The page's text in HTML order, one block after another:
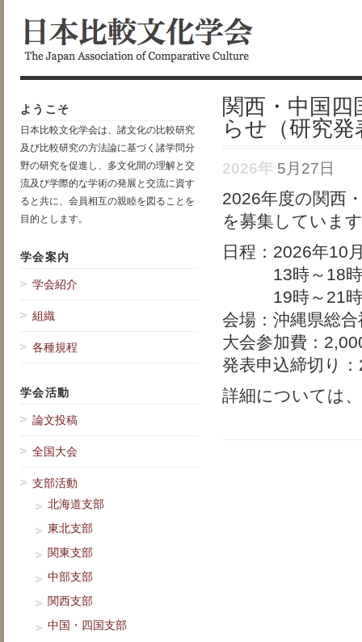
関西・中国
らせ（研究発
2026年 5月27日
2026年度の関西
を募集していま
日程：2026年10
13時～18時
19時～21時
会場：沖縄県総
大会参加費：
発表申込締切り
詳細については、
ようこそ
日本比較文化学会は、諸文化の比較研究
及び比較研究の方法論に基づく諸学問分
野の研究を促進し、多文化間の理解と交
流及び学際的な学術の発展と交流に資す
ると共に、会員相互の親睦を図ることを
目的とします。
学会案内
学会紹介
組織
各種規程
学会活動
論文投稿
全国大会
支部活動
北海道支部
東北支部
関東支部
中部支部
関西支部
中国・四国支部